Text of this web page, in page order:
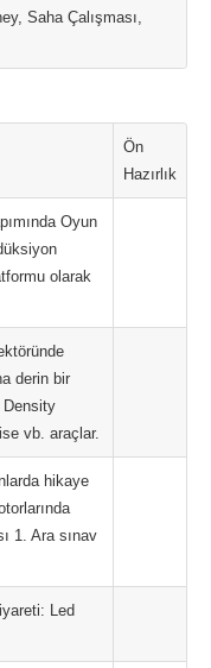
Saha Çalışması,
Ön
Hazırlık
Oyun
olarak
derin bir
Density
vb. araçlar.
hikaye
1. Ara sınav
Led